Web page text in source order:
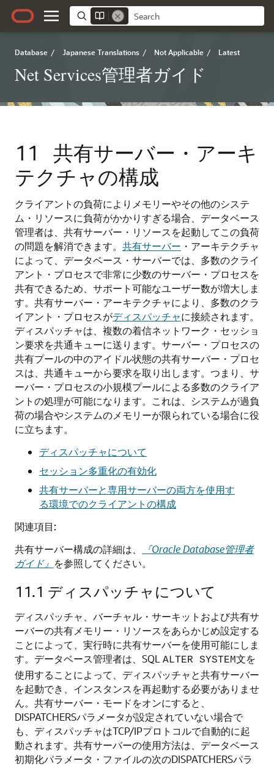
Database / Japanese Translations / Not Applicable / Latest
Net Services管理者ガイド
11
共有サーバー・アーキ
テクチャの構成
クライアントの負荷によりメモリーやその他のシステ
ム・リソースに負荷がかかりすぎる場合、データベース
管理者は、共有サーバー・リソースを起動してこの負荷
の問題を解消できます。 共有サーバー ・アーキテクチャ
によって、データベース・サーバーでは、多数のクライ
アント・プロセスで非常に少数のサーバー・プロセスを
共有できるため、サポート可能なユーザー数が増大しま
す。共有サーバー・アーキテクチャにより、多数のクラ
イアント・プロセスがディスパッチャに接続されます。
ディスパッチャは、複数の着信ネットワーク・セッショ
ン要求を共通キューに送ります。サーバー・プロセスの
共有プールの中のアイドル状態の共有サーバー・プロセ
スは、共通キューから要求を取り出します。つまり、サ
ーバー・プロセスの小規模プールによる多数のクライア
ントの処理が可能になります。これは、システムが過負
荷の場合やシステムのメモリーが限られている場合に役
に立ちます。
ディスパッチャについて
セッション多重化の有効化
共有サーバーと専用サーバーの両方を使用す
る環境でのクライアントの構成
関連項目:
共有サーバー構成の詳細は、
『Oracle Database管理者
ガイド』 を参照してください。
11.1 ディスパッチャについて
ディスパッチャ、バーチャル・サーキットおよび共有サ
ーバーの共有メモリー・リソースをあらかじめ設定する
ことによって、実行時に共有サーバーを使用可能にしま
す。データベース管理者は、SQL ALTER SYSTEM文を
使用することによって、ディスパッチャと共有サーバー
を起動でき、インスタンスを再起動する必要がありませ
ん。共有サーバー・モードをオンにすると、
DISPATCHERSパラメータが設定されていない場合で
も、ディスパッチャはTCP/IPプロトコルで自動的に起
動されます。共有サーバーの使用方法は、データベース
初期化パラメータ・ファイルの次のDISPATCHERSパラ